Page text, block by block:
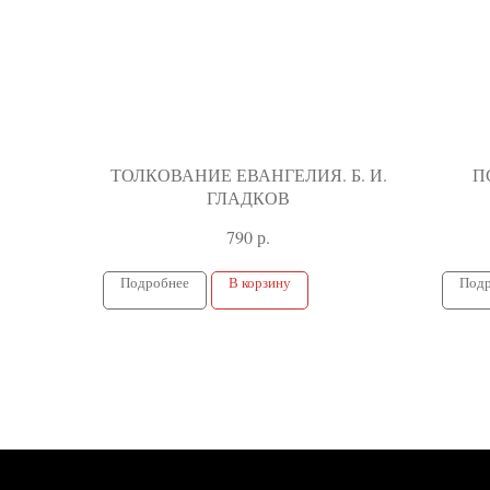
ТОЛКОВАНИЕ ЕВАНГЕЛИЯ. Б. И.
ГЛАДКОВ
790р.
Подробнее В корзину